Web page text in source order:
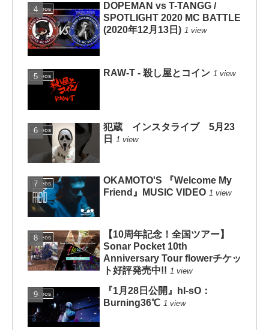
Videos
DOPEMAN vs T-TANGG /
SPOTLIGHT 2020 MC BATTLE
(2020年12月13日) 1 view
Videos RAW-T - 殺し屋とコイン 1 view
Videos
犯蔵 インスタライブ 5月23
日
1 view
Videos
OKAMOTO'S 『Welcome My
Friend』MUSIC VIDEO 1 view
Videos
【10周年記念！全国ツアー】
Sonar Pocket 10th
Anniversary Tour flowerチケッ
ト好評発売中!! 1 view
Videos
『1月28日公開』hI-sO：
Burning36℃ 1 view